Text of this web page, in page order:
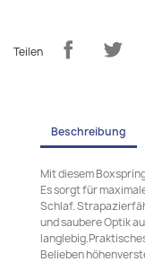
Teilen
Beschreibung
Mit diesem
Es sorgt für
Schlaf.
und saubere Optik
Belieben